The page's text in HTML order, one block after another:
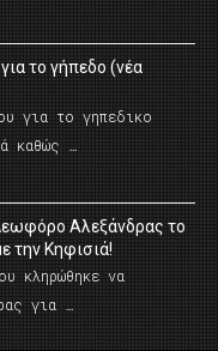
το γήπεδο (νέα
για το γηπεδικο
καθώς …
Αλεξάνδρας το
την Κηφισιά!
κληρώθηκε να
για …